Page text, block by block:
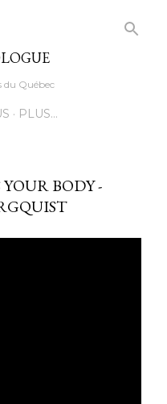
du Québec
PLUS…
YOUR BODY -